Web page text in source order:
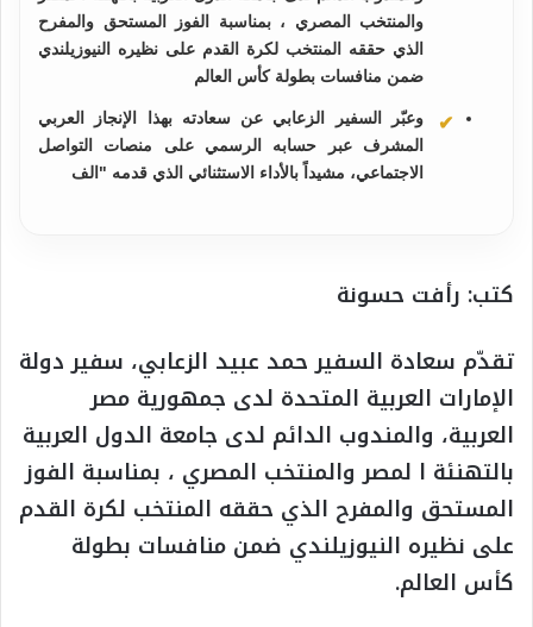
والمنتخب المصري ، بمناسبة الفوز المستحق والمفرح
الذي حققه المنتخب لكرة القدم على نظيره النيوزيلندي
ضمن منافسات بطولة كأس العالم
وعبّر السفير الزعابي عن سعادته بهذا الإنجاز العربي
المشرف عبر حسابه الرسمي على منصات التواصل
الاجتماعي، مشيداً بالأداء الاستثنائي الذي قدمه "الف
كتب: رأفت حسونة
تقدّم سعادة السفير حمد عبيد الزعابي، سفير دولة
الإمارات العربية المتحدة لدى جمهورية مصر
العربية، والمندوب الدائم لدى جامعة الدول العربية
بالتهنئة ا لمصر والمنتخب المصري ، بمناسبة الفوز
المستحق والمفرح الذي حققه المنتخب لكرة القدم
على نظيره النيوزيلندي ضمن منافسات بطولة
كأس العالم.